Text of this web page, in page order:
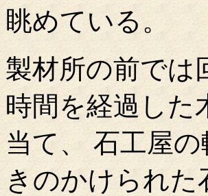
眺めている。
製材所の前では
時間を経過した
当て、 石工屋
きのかけられ